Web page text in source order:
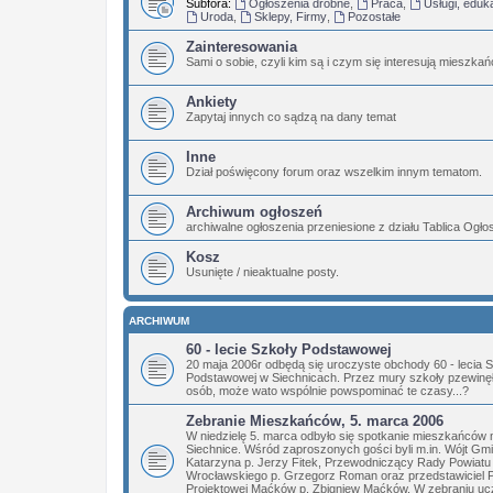
Subfora: Ogłoszenia drobne, Praca, Usługi,
Uroda, Sklepy, Firmy, Pozostałe
Zainteresowania
Sami o sobie, czyli kim są i czym się interesują
Ankiety
Zapytaj innych co sądzą na dany temat
Inne
Dział poświęcony forum oraz wszelkim innym tematom.
Archiwum ogłoszeń
archiwalne ogłoszenia przeniesione z działu Tablica
Kosz
Usunięte / nieaktualne posty.
ARCHIWUM
60 - lecie Szkoły Podstawowej
20 maja 2006r odbędą się uroczyste obchody 60 - lecia
Podstawowej w Siechnicach. Przez mury szkoły
osób, może wato wspólnie powspominać te czasy...?
Zebranie Mieszkańców, 5. marca 2006
W niedzielę 5. marca odbyło się spotkanie mieszkańców
Siechnice. Wśród zaproszonych gości byli m.in. Wójt
Katarzyna p. Jerzy Fitek, Przewodniczący Rady Powiatu
Wrocławskiego p. Grzegorz Roman oraz przedstawiciel
Projektowej Maćków p. Zbigniew Maćków. W zebraniu